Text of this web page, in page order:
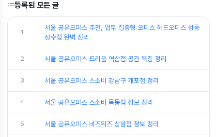
등록된 모든 글
1
서울 공유오피스 추천, 업무 집중형 오피스 헤드오피스 성동
성수점 완벽 정리
2 서울 공유오피스 드리움 역삼점 공간 특징 정리
3 서울 공유오피스 스소비 강남구 개포점 정리
4 서울 공유오피스 스소비 목동점 정보 정리
5 서울 공유오피스 비즈위즈 상암점 정보 정리